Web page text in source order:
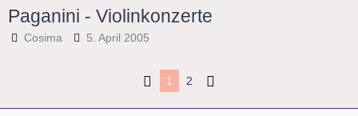
Paganini - Violinkonzerte
Cosima 5. April 2005
1 2